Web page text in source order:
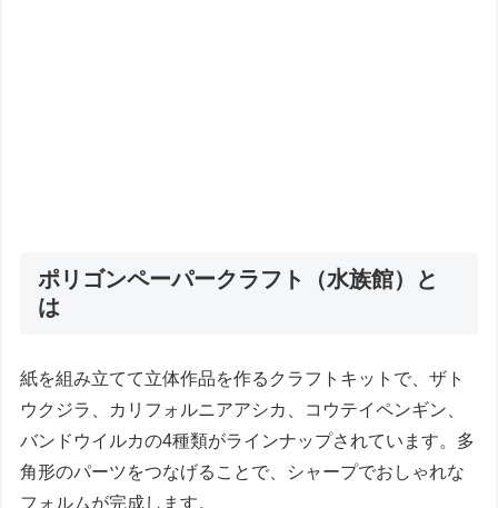
ポリゴンペーパークラフト（水族館）と
は
紙を組み立てて立体作品を作るクラフトキットで、ザト
ウクジラ、カリフォルニアアシカ、コウテイペンギン、
バンドウイルカの4種類がラインナップされています。多
角形のパーツをつなげることで、シャープでおしゃれな
フォルムが完成します。